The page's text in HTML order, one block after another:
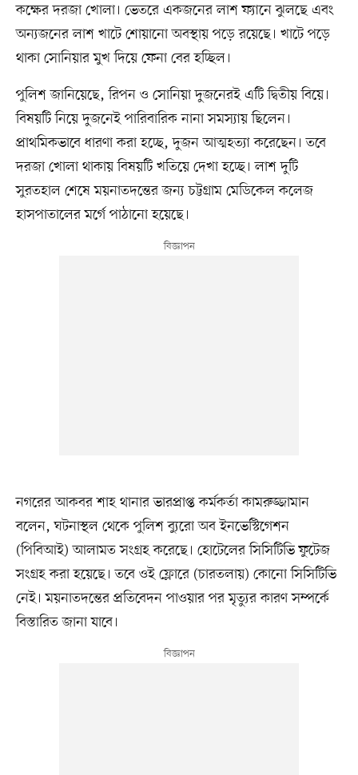
কক্ষের দরজা খোলা। ভেতরে একজনের লাশ ফ্যানে ঝুলছে এবং
অন্যজনের লাশ খাটে শোয়ানো অবস্থায় পড়ে রয়েছে। খাটে পড়ে
থাকা সোনিয়ার মুখ দিয়ে ফেনা বের হচ্ছিল।
পুলিশ জানিয়েছে, রিপন ও সোনিয়া দুজনেরই এটি দ্বিতীয় বিয়ে।
বিষয়টি নিয়ে দুজনেই পারিবারিক নানা সমস্যায় ছিলেন।
প্রাথমিকভাবে ধারণা করা হচ্ছে, দুজন আত্মহত্যা করেছেন। তবে
দরজা খোলা থাকায় বিষয়টি খতিয়ে দেখা হচ্ছে। লাশ দুটি
সুরতহাল শেষে ময়নাতদন্তের জন্য চট্টগ্রাম মেডিকেল কলেজ
হাসপাতালের মর্গে পাঠানো হয়েছে।
নগরের আকবর শাহ থানার ভারপ্রাপ্ত কর্মকর্তা কামরুজ্জামান
বলেন, ঘটনাস্থল থেকে পুলিশ ব্যুরো অব ইনভেস্টিগেশন
(পিবিআই) আলামত সংগ্রহ করেছে। হোটেলের সিসিটিভি ফুটেজ
সংগ্রহ করা হয়েছে। তবে ওই ফ্লোরে (চারতলায়) কোনো সিসিটিভি
নেই। ময়নাতদন্তের প্রতিবেদন পাওয়ার পর মৃত্যুর কারণ সম্পর্কে
বিস্তারিত জানা যাবে।